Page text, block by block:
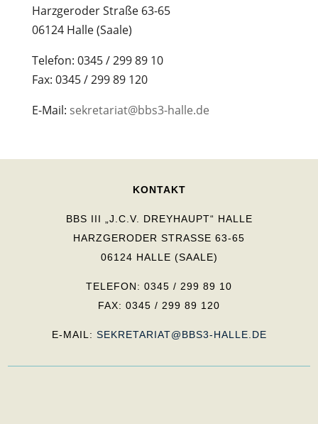
Harzgeroder Straße 63-65
06124 Halle (Saale)
Telefon: 0345 / 299 89 10
Fax: 0345 / 299 89 120
E-Mail: sekretariat@bbs3-halle.de
KONTAKT
BBS III „J.C.V. DREYHAUPT“ HALLE
HARZGERODER STRASSE 63-65
06124 HALLE (SAALE)
TELEFON: 0345 / 299 89 10
FAX: 0345 / 299 89 120
E-MAIL: SEKRETARIAT@BBS3-HALLE.DE